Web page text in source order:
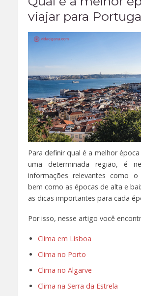
viajar para
Para definir qual é a melhor
uma determinada região, é
informações relevantes como
bem como as épocas de alta e
as dicas importantes para cada
Por isso, nesse artigo você
Clima em Lisboa
Clima no Porto
Clima no Algarve
Clima na Serra da Estrela